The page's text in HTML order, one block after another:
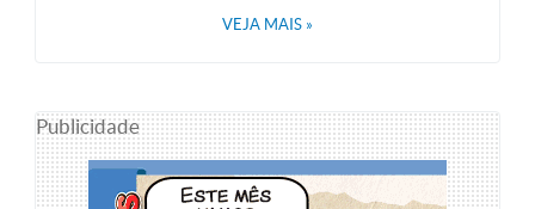
VEJA MAIS »
Publicidade